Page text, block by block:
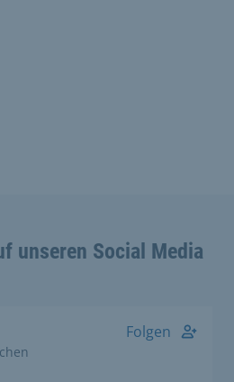
unseren Social Media
Folgen